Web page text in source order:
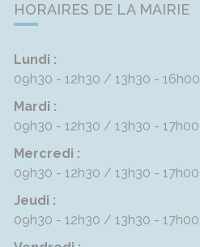
HORAIRES DE LA MAIRIE
Lundi :
09h30 - 12h30
13h30 - 16h00
Mardi :
09h30 - 12h30
13h30 - 17h00
Mercredi :
09h30 - 12h30
13h30 - 17h00
Jeudi :
09h30 - 12h30
13h30 - 17h00